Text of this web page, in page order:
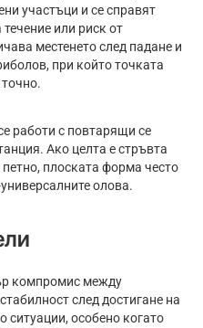
участъци и се справят
или риск от
местенето след падане и
при който точката
работи с повтарящи се
Ако целта е стръвта
плоската форма често
олова.
компромис между
след достигане на
ситуации, особено когато